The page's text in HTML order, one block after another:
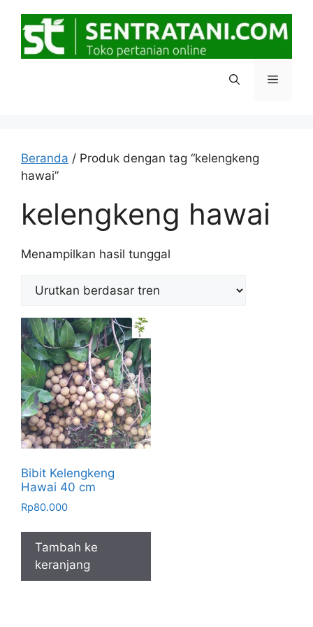
Menu
Beranda / Produk dengan tag “kelengkeng
hawai”
kelengkeng hawai
Menampilkan hasil tunggal
Bibit Kelengkeng
Hawai 40 cm
Rp80.000
Tambah ke
keranjang